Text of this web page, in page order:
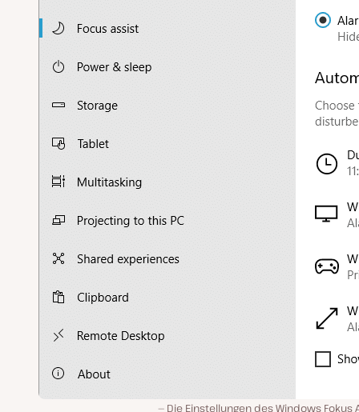
Die Einstellungen des Windows Fokus